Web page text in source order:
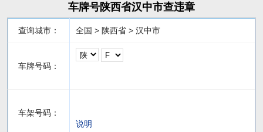
车牌号陕西省汉中市查违章
查询城市： 全国 > 陕西省 > 汉中市
车牌号码：
车架号码：
说明